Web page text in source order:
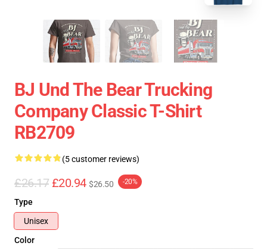
BJ Und The Bear Trucking
Company Classic T-Shirt
RB2709
(5 customer reviews)
£26.17 £20.94 $26.50 -20%
Type
Unisex
Color